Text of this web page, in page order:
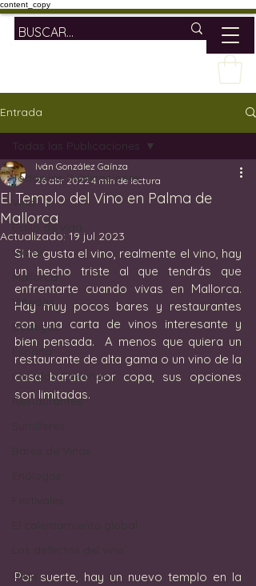
content_copy
Entrada
Todas las Publicaciones
Vino
Estilo de vida
Viajar
Mallorca
Viñedos
Bodegas
España
Las Islas Canarias
Restaurantes
Uvas
Todas las Publicaciones
El Templo del Vino en Palma de
Mallorca
Iván González Gaínza
26 abr 2022 4 min de lectura
Actualizado: 19 jul 2023
Si te gusta el vino, realmente el vino, hay
un hecho triste al que tendrás que
enfrentarte cuando vivas en Mallorca.
Hay muy pocos bares y restaurantes
con una carta de vinos interesante y
bien pensada.  A menos que quiera un
restaurante de alta gama o un vino de la
casa barato por copa, sus opciones
son limitadas.
Por suerte, hay un nuevo templo en la